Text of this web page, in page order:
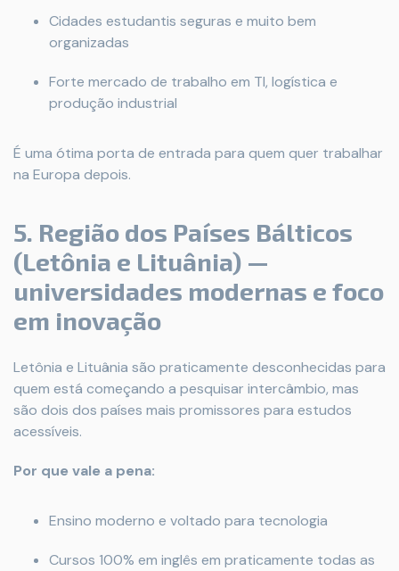
Cidades estudantis seguras e muito bem
organizadas
Forte mercado de trabalho em TI, logística e
produção industrial
É uma ótima porta de entrada para quem quer trabalhar
na Europa depois.
5. Região dos Países Bálticos
(Letônia e Lituânia) —
universidades modernas e foco
em inovação
Letônia e Lituânia são praticamente desconhecidas para
quem está começando a pesquisar intercâmbio, mas
são dois dos países mais promissores para estudos
acessíveis.
Por que vale a pena:
Ensino moderno e voltado para tecnologia
Cursos 100% em inglês em praticamente todas as